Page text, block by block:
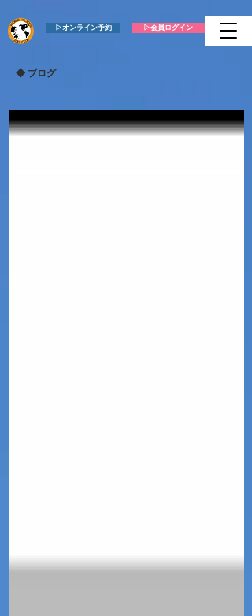
▷会員ログイン
▷オンライン予約
​◆ ブログ